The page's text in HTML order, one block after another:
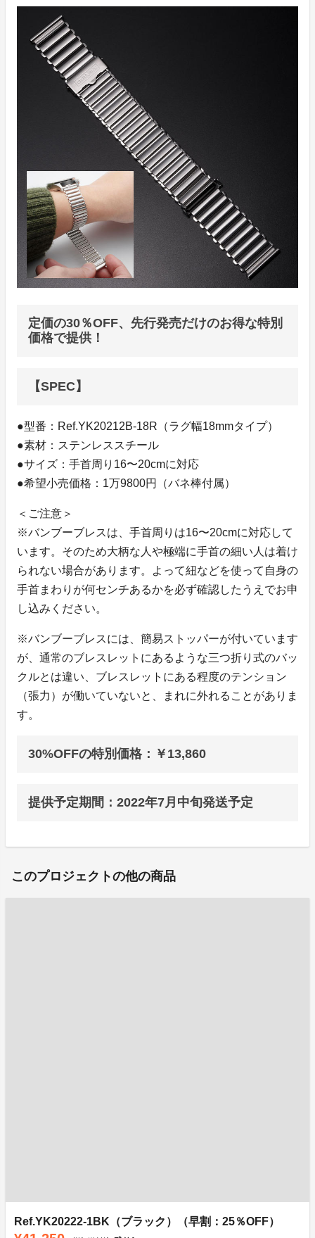
定価の30％OFF、先行発売だけのお得な特別
価格で提供！
【SPEC】
●型番：Ref.YK20212B-18R（ラグ幅18mmタイプ）
●素材：ステンレススチール
●サイズ：手首周り16〜20cmに対応
●希望小売価格：1万9800円（バネ棒付属）
＜ご注意＞
※バンブーブレスは、手首周りは16〜20cmに対応して
います。そのため大柄な人や極端に手首の細い人は着け
られない場合があります。よって紐などを使って自身の
手首まわりが何センチあるかを必ず確認したうえでお申
し込みください。
※バンブーブレスには、簡易ストッパーが付いています
が、通常のブレスレットにあるような三つ折り式のバッ
クルとは違い、ブレスレットにある程度のテンション
（張力）が働いていないと、まれに外れることがありま
す。
30%OFFの特別価格：￥13,860
提供予定期間：2022年7月中旬発送予定
このプロジェクトの他の商品
Ref.YK20222-1BK（ブラック）（早割：25％OFF）